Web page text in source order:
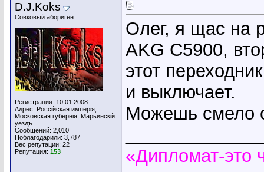
D.J.Koks
Совковый абориген
Регистрация: 10.01.2008
Адрес: Россiйская имперiя,
Московская губернiя, Марьинскiй
уездъ.
Сообщений: 2,010
Поблагодарили: 3,787
Вес репутации: 22
Репутация: 153
Олег, я щас на
AKG C5900,
этот
и выключает.
Можешь смело
«Дипломат-это